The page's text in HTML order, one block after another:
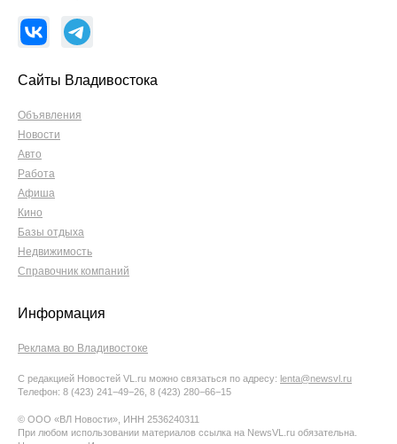
Сайты Владивостока
Объявления
Новости
Авто
Работа
Афиша
Кино
Базы отдыха
Недвижимость
Справочник компаний
Информация
Реклама во Владивостоке
С редакцией Новостей VL.ru можно связаться по адресу: lenta@newsvl.ru
Телефон: 8 (423) 241−49−26, 8 (423) 280−66−15
© ООО «ВЛ Новости», ИНН 2536240311
При любом использовании материалов ссылка на NewsVL.ru обязательна.